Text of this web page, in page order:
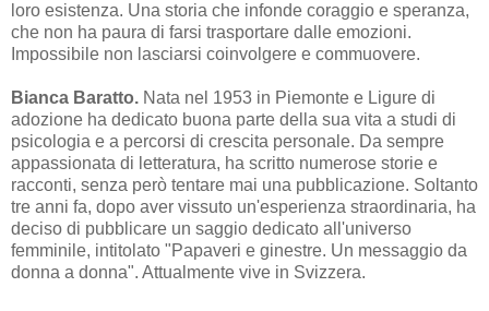
loro esistenza. Una storia che infonde coraggio e speranza,
che non ha paura di farsi trasportare dalle emozioni.
Impossibile non lasciarsi coinvolgere e commuovere.
Bianca Baratto. Nata nel 1953 in Piemonte e Ligure di
adozione ha dedicato buona parte della sua vita a studi di
psicologia e a percorsi di crescita personale. Da sempre
appassionata di letteratura, ha scritto numerose storie e
racconti, senza però tentare mai una pubblicazione. Soltanto
tre anni fa, dopo aver vissuto un'esperienza straordinaria, ha
deciso di pubblicare un saggio dedicato all'universo
femminile, intitolato "Papaveri e ginestre. Un messaggio da
donna a donna". Attualmente vive in Svizzera.